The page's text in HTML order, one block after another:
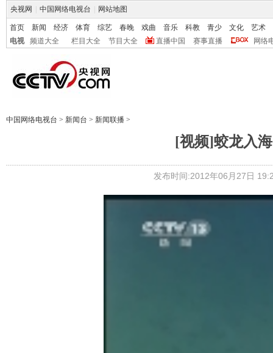
央视网 中国网络电视台 网站地图
首页 新闻 经济 体育 综艺 春晚 戏曲 音乐 科教 青少 文化
艺术
电视
频道大全 栏目大全 节目大全 直播中国 赛事直播 网络
中国网络电视台 > 新闻台 > 新闻联播 >
[视频]蛟龙入
发布时间:2012年06月27日